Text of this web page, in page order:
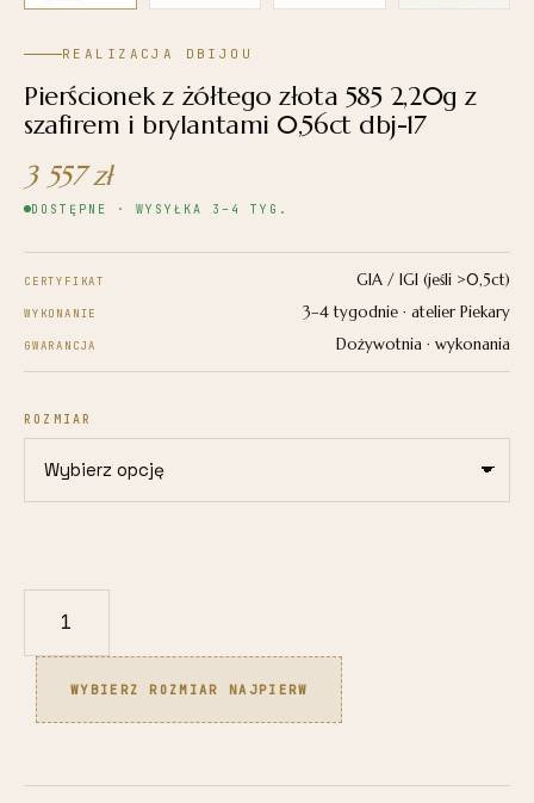
REALIZACJA DBIJOU
Pierścionek z żółtego złota 585 2,20g z
szafirem i brylantami 0,56ct dbj-17
3 557zł
DOSTĘPNE · WYSYŁKA 3–4 TYG.
CERTYFIKAT GIA / IGI (jeśli >0,5ct)
WYKONANIE 3–4 tygodnie · atelier Piekary
GWARANCJA Dożywotnia · wykonania
ROZMIAR
Pierścionek
żółtego
WYBIERZ ROZMIAR NAJPIERW